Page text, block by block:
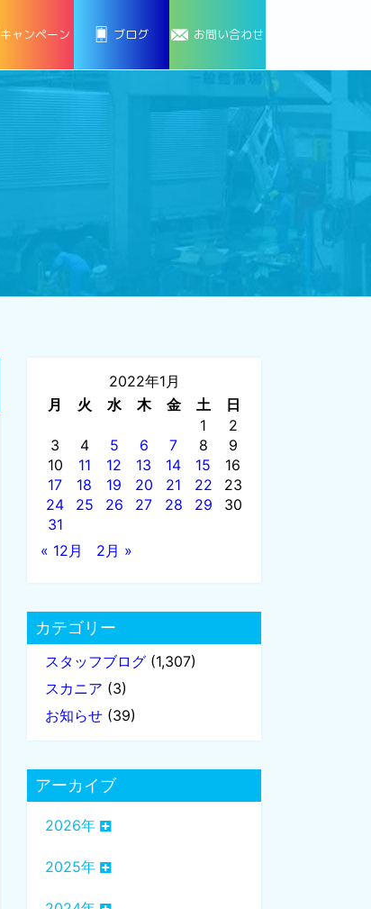
キャンペーン ブログ お問い合わせ
2022年1月
月
火 水 木 金 土
日
1
2
3
4 5 6 7 8
9
10
11 12 13 14 15
16
17
18 19 20 21 22
23
24
25 26 27 28 29
30
31
« 12月
2月 »
カテゴリー
スタッフブログ (1,307)
スカニア (3)
お知らせ (39)
アーカイブ
2026年
2025年